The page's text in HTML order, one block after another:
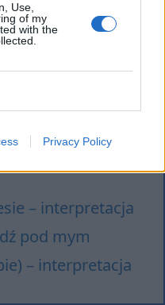
Use,
of my
with the
Privacy Policy
, Jan
– interpretacja
pod mym
– interpretacja